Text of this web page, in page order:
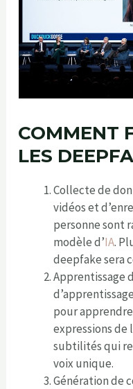
COMMENT
LES
Collecte de
vidéos et
personne sont
modèle d’IA.
deepfake sera
Apprentissage
pour
expressions de
subtilités qui
voix unique.
Génération de